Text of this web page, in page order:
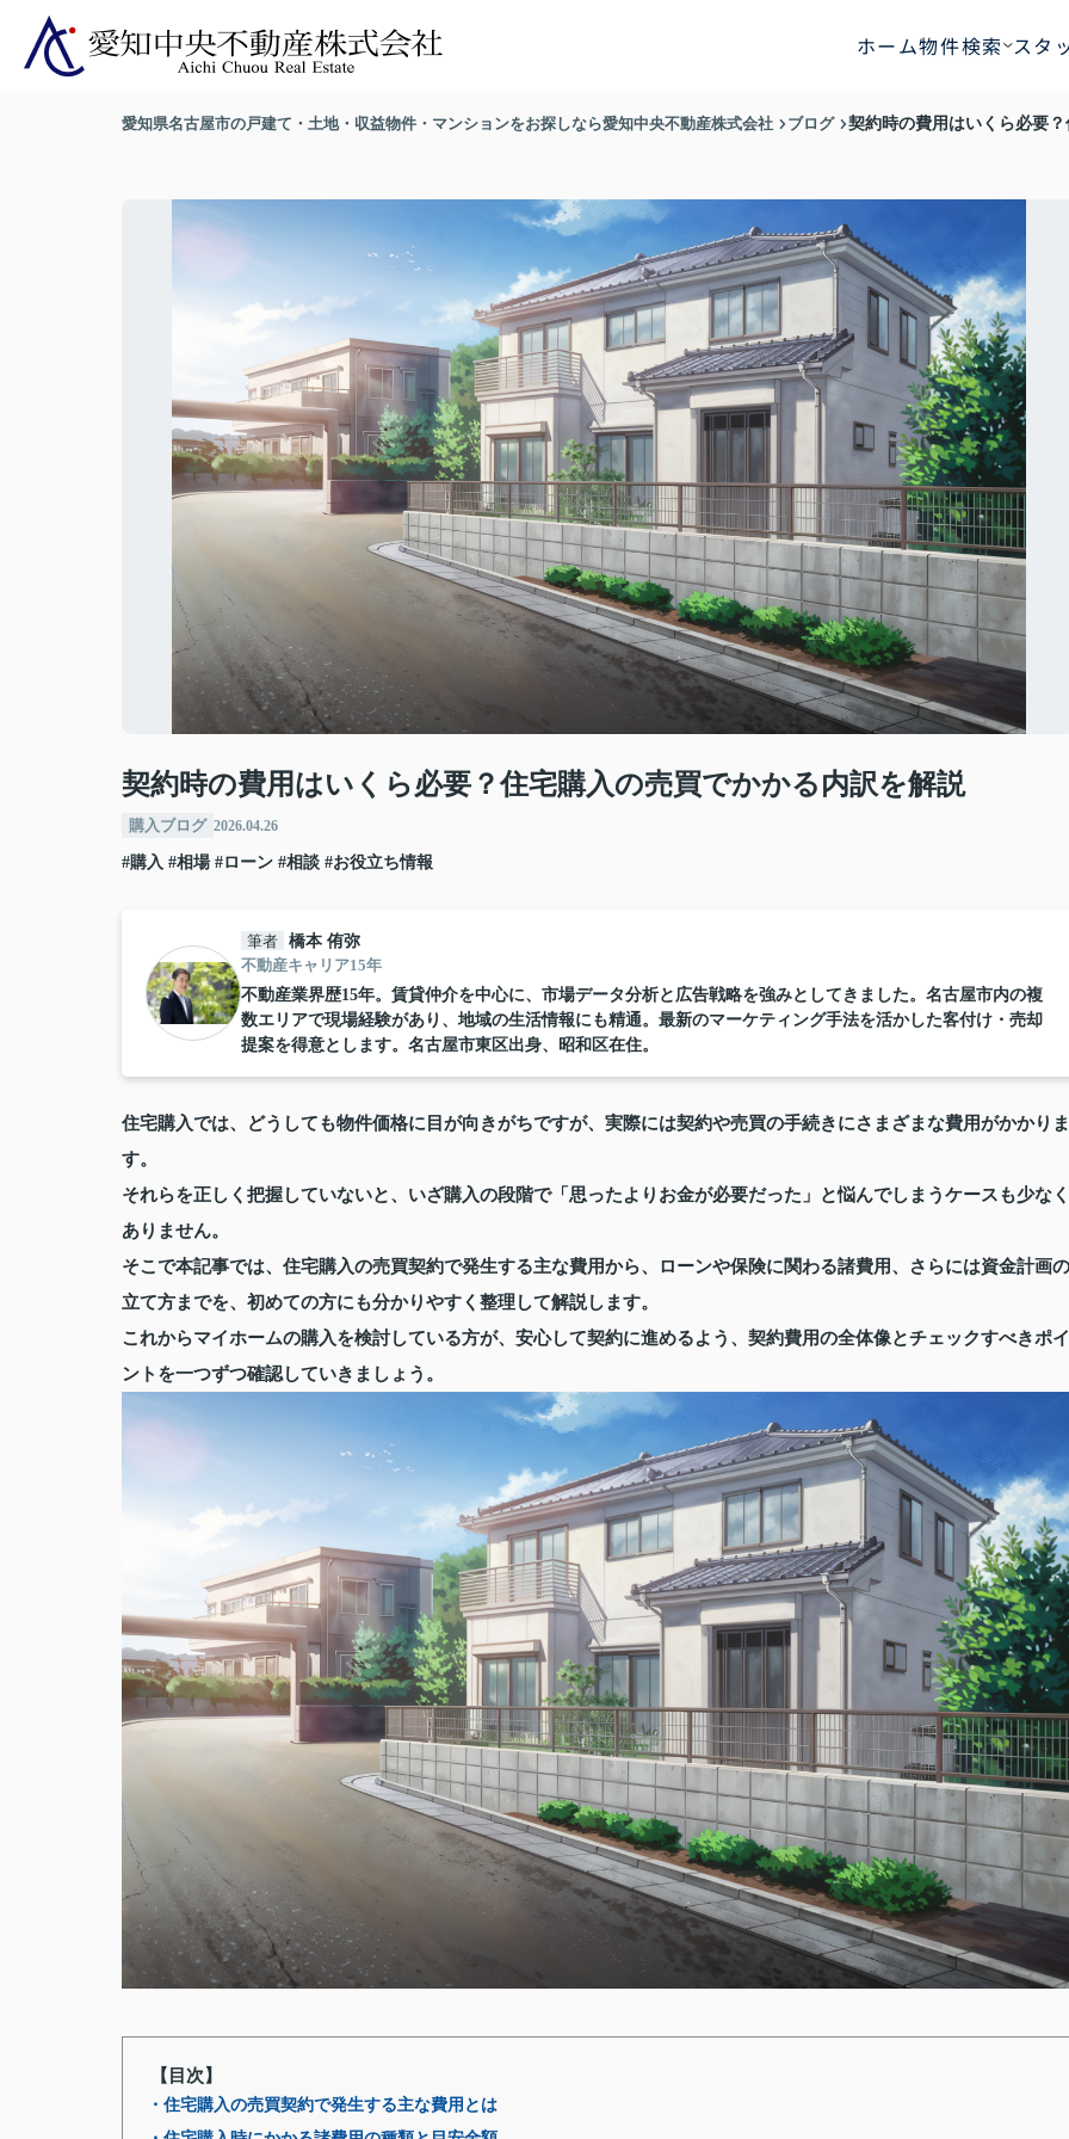
ホーム物件検索 スタ
愛知県名古屋市の戸建て・土地・収益物件・マンションをお探しなら愛知中央不動産株式会社 ブログ 契約時の費用はいくら必要
契約時の費用はいくら必要？住宅購入の売買でかかる内訳を解説
購入ブログ 2026.04.26
#購入 #相場 #ローン #相談 #お役立ち情報
筆者 橋本 侑弥
不動産キャリア15年
不動産業界歴15年。賃貸仲介を中心に、市場データ分析と広告戦略を強みとしてきました。名古屋市内の複
数エリアで現場経験があり、地域の生活情報にも精通。最新のマーケティング手法を活かした客付け・売却
提案を得意とします。名古屋市東区出身、昭和区在住。
住宅購入では、どうしても物件価格に目が向きがちですが、実際には契約や売買の手続きにさまざまな費用がかかりま
す。
それらを正しく把握していないと、いざ購入の段階で「思ったよりお金が必要だった」と悩んでしまうケースも少なく
ありません。
そこで本記事では、住宅購入の売買契約で発生する主な費用から、ローンや保険に関わる諸費用、さらには資金計画の
立て方までを、初めての方にも分かりやすく整理して解説します。
これからマイホームの購入を検討している方が、安心して契約に進めるよう、契約費用の全体像とチェックすべきポイ
ントを一つずつ確認していきましょう。
【目次】
・住宅購入の売買契約で発生する主な費用とは